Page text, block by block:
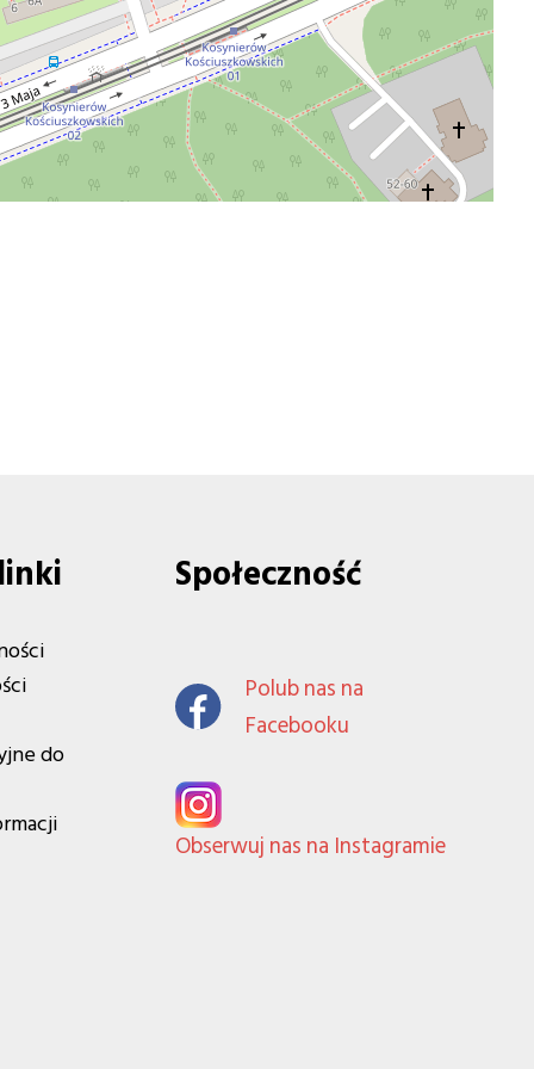
do
Społeczność
Polub nas na
Facebooku
Obserwuj nas na Instagramie